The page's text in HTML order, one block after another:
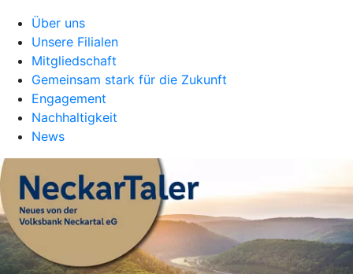
Über uns
Unsere Filialen
Mitgliedschaft
Gemeinsam stark für die Zukunft
Engagement
Nachhaltigkeit
News